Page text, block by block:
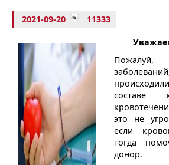
2021-09-20 11333
Пожалуй,
составе
это не
если
тогда
донор.